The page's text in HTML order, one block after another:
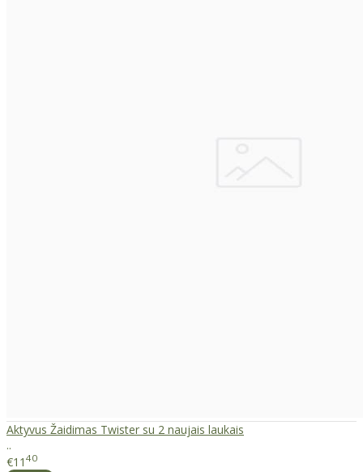
Aktyvus Žaidimas Twister su 2 naujais laukais
..
€11 40